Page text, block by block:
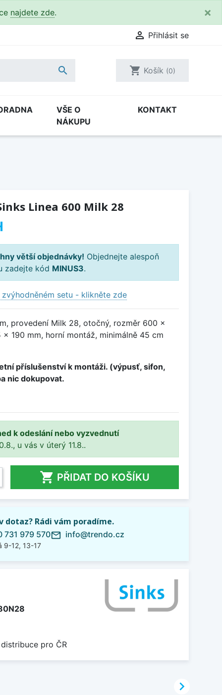
najdete zde. ×
 Přihlásit se
 shopping_cart Košík (0)
VŠE O
NÁKUPU
KONTAKT
Linea 600 Milk 28
větší objednávky! Objednejte alespoň
zadejte kód MINUS3.
setu - klikněte zde
provedení Milk 28, otočný, rozměr 600 x
190 mm, horní montáž, minimálně 45 cm
příslušenství k montáži. (výpusť, sifon,
nic dokupovat.
k odeslání nebo vyzvednutí
u vás v úterý 11.8..
 PŘIDAT DO KOŠÍKU
dotaz? Rádi vám poradíme.
731 979 570
9-12, 13-17
mail_outline info@trendo.cz
pro ČR
